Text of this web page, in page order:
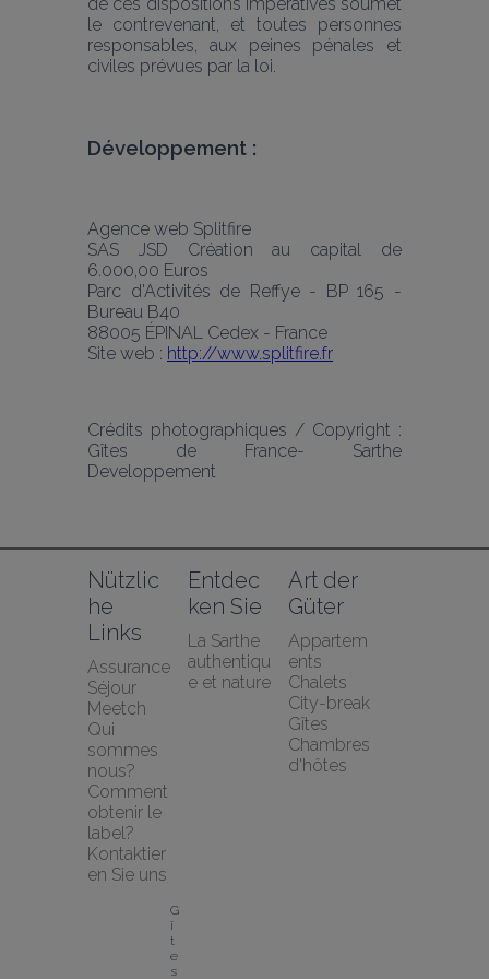
le contrevenant, et toutes personnes
responsables, aux peines pénales et
civiles prévues par la loi.
Développement :
Agence web Splitfire
SAS JSD Création au capital de
6.000,00 Euros
Parc d'Activités de Reffye - BP 165 -
Bureau B40
88005 ÉPINAL Cedex - France
Site web : http://www.splitfire.fr
Crédits photographiques / Copyright :
Gîtes de France- Sarthe
Developpement
Nützlic
he
Links
Assurance
Séjour
Meetch
Qui
sommes
nous?
Comment
obtenir le
label?
Kontaktier
en Sie uns
Entdec
ken Sie
La Sarthe
authentiqu
e et nature
Art der
Güter
Appartem
ents
Chalets
City-break
Gîtes
Chambres
d'hôtes
G
î
t
e
s